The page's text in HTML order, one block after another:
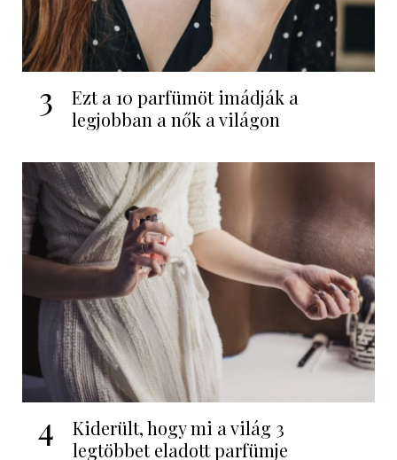
3
Ezt a 10 parfümöt imádják a
legjobban a nők a világon
4
Kiderült, hogy mi a világ 3
legtöbbet eladott parfümje